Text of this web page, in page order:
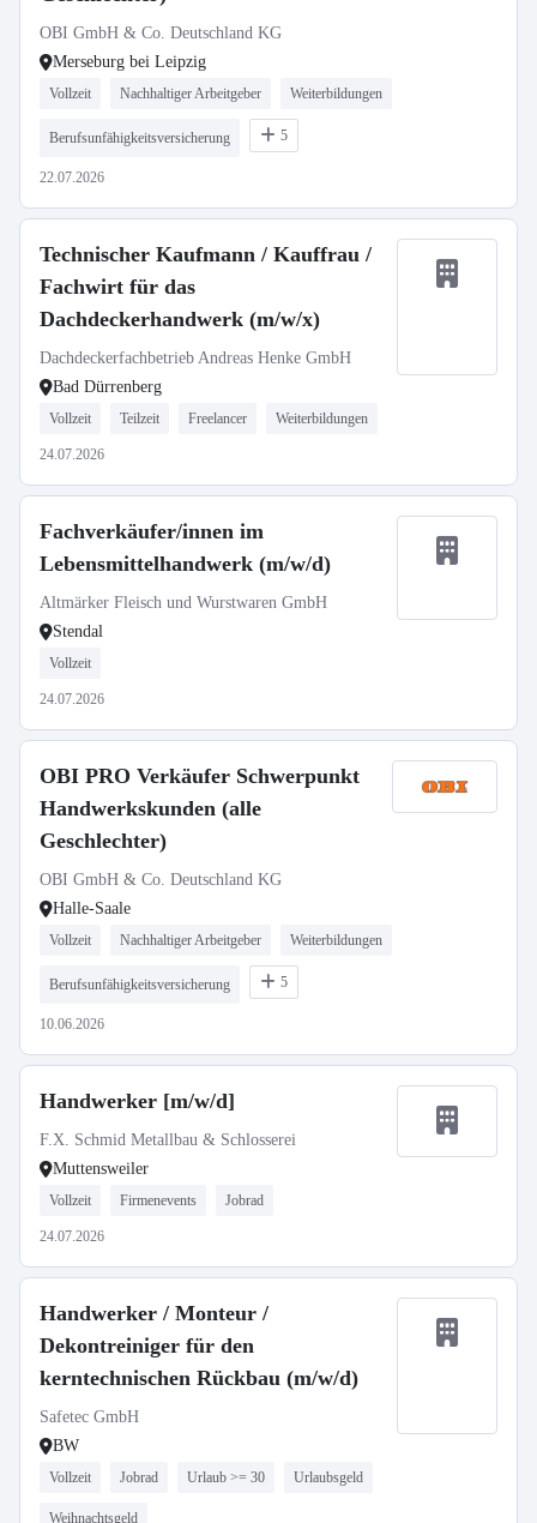
OBI GmbH & Co. Deutschland KG
Merseburg bei Leipzig
Vollzeit Nachhaltiger Arbeitgeber Weiterbildungen
Berufsunfähigkeitsversicherung 5
22.07.2026
Technischer Kaufmann / Kauffrau /
Fachwirt für das
Dachdeckerhandwerk (m/w/x)
Dachdeckerfachbetrieb Andreas Henke GmbH
Bad Dürrenberg
Vollzeit Teilzeit Freelancer Weiterbildungen
24.07.2026
Fachverkäufer/innen im
Lebensmittelhandwerk (m/w/d)
Altmärker Fleisch und Wurstwaren GmbH
Stendal
Vollzeit
24.07.2026
OBI PRO Verkäufer Schwerpunkt
Handwerkskunden (alle
Geschlechter)
OBI GmbH & Co. Deutschland KG
Halle-Saale
Vollzeit Nachhaltiger Arbeitgeber Weiterbildungen
Berufsunfähigkeitsversicherung 5
10.06.2026
Handwerker [m/w/d]
F.X. Schmid Metallbau & Schlosserei
Muttensweiler
Vollzeit Firmenevents Jobrad
24.07.2026
Handwerker / Monteur /
Dekontreiniger für den
kerntechnischen Rückbau (m/w/d)
Safetec GmbH
BW
Vollzeit Jobrad Urlaub >= 30 Urlaubsgeld
Weihnachtsgeld